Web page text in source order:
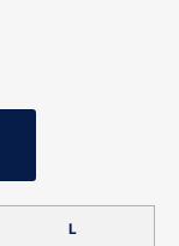
L